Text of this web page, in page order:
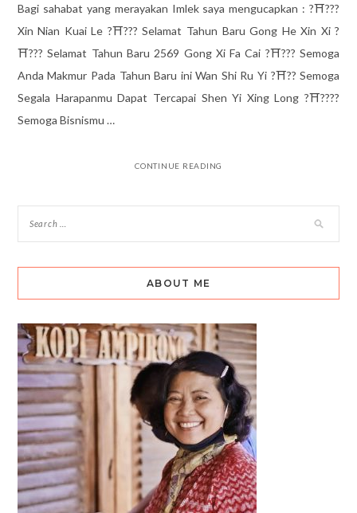
Bagi sahabat yang merayakan Imlek saya mengucapkan : ?⛩???
Xin Nian Kuai Le ?⛩??? Selamat Tahun Baru Gong He Xin Xi ?
⛩??? Selamat Tahun Baru 2569 Gong Xi Fa Cai ?⛩??? Semoga
Anda Makmur Pada Tahun Baru ini Wan Shi Ru Yi ?⛩?? Semoga
Segala Harapanmu Dapat Tercapai Shen Yi Xing Long ?⛩????
Semoga Bisnismu …
CONTINUE READING
ABOUT ME